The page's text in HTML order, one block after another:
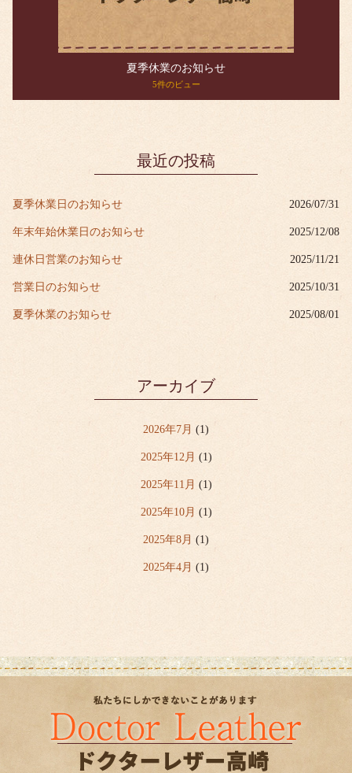
夏季休業のお知らせ
5件のビュー
最近の投稿
夏季休業日のお知らせ 2026/07/31
年末年始休業日のお知らせ 2025/12/08
連休日営業のお知らせ 2025/11/21
営業日のお知らせ 2025/10/31
夏季休業のお知らせ 2025/08/01
アーカイブ
2026年7月 (1)
2025年12月 (1)
2025年11月 (1)
2025年10月 (1)
2025年8月 (1)
2025年4月 (1)
2023年4月(1)
2022年12月(2)
2022年8月 (1)
2022年7月(1)